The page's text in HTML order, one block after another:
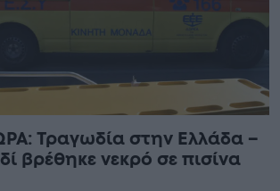
Τραγωδία στην Ελλάδα –
βρέθηκε νεκρό σε πισίνα